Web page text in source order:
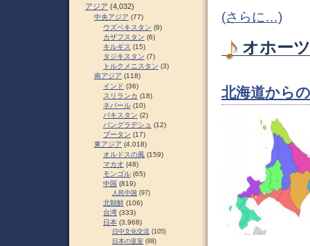
(さらに…)
オホー
北海道から
アジア (4,032)
中央アジア (77)
ウズベキスタン (9)
カザフスタン (6)
キルギス (15)
タジキスタン (7)
トルクメニスタン (3)
南アジア (118)
インド (36)
スリランカ (18)
ネパール (10)
パキスタン (2)
バングラデシュ (12)
ブータン (17)
東アジア (4,018)
オルドスの風 (159)
マカオ (48)
モンゴル (65)
中国 (819)
人民中国 (97)
北朝鮮 (106)
台湾 (333)
日本 (3,968)
日中文化交流 (105)
日本の皇室 (88)